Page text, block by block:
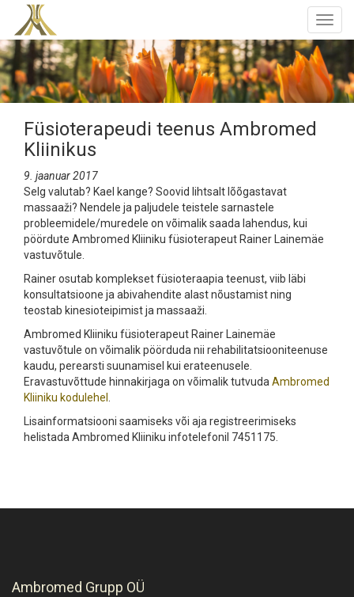
Füsioterapeudi teenus Ambromed
Kliinikus
9. jaanuar 2017
Selg valutab? Kael kange? Soovid lihtsalt lõõgastavat
massaaži? Nendele ja paljudele teistele sarnastele
probleemidele/muredele on võimalik saada lahendus, kui
pöördute Ambromed Kliiniku füsioterapeut Rainer Lainemäe
vastuvõtule.
Rainer osutab komplekset füsioteraapia teenust, viib läbi
konsultatsioone ja abivahendite alast nõustamist ning
teostab kinesioteipimist ja massaaži.
Ambromed Kliiniku füsioterapeut Rainer Lainemäe
vastuvõtule on võimalik pöörduda nii rehabilitatsiooniteenuse
kaudu, perearsti suunamisel kui erateenusele.
Eravastuvõttude hinnakirjaga on võimalik tutvuda Ambromed
Kliiniku kodulehel
Lisainformatsiooni saamiseks või aja registreerimiseks
helistada Ambromed Kliiniku infotelefonil 7451175.
Ambromed Grupp OÜ